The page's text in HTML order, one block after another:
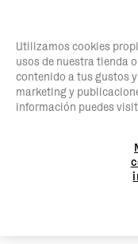
Utilizamos cookies
usos de nuestra tienda
contenido a tus gustos
marketing y
información puedes